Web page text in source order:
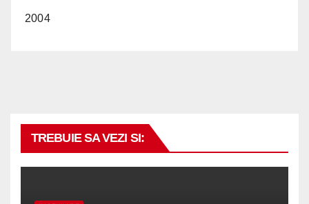
2004
TREBUIE SA VEZI SI: